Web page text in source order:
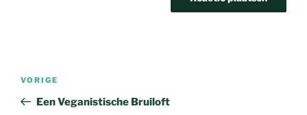
VORIGE
Een Veganistische Bruiloft